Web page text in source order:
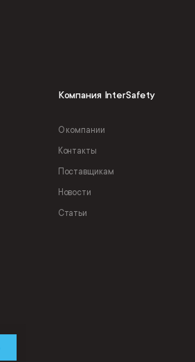
Компания InterSafety
О компании
Контакты
Поставщикам
Новости
Статьи